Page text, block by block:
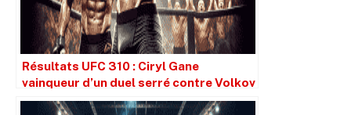
Résultats UFC 310 : Ciryl Gane
vainqueur d’un duel serré contre Volkov